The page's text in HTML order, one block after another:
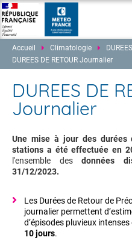
Accueil Climatologie
DUREES DE RETOUR Journalier
DUREES DE
Journalier
Une mise à jour des
stations a été effectuée en
l'ensemble des données
31/12/2023.
Les Durées de Retour de
journalier permettent
d’épisodes pluvieux
10 jours.